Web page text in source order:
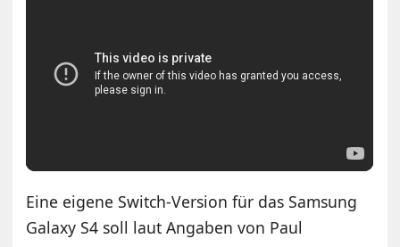
Eine eigene Switch-Version für das Samsung
Galaxy S4 soll laut Angaben von Paul